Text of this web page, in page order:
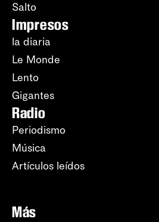
Salto
Impresos
la diaria
Le Monde
Lento
Gigantes
Radio
Periodismo
Música
Artículos leídos
Más